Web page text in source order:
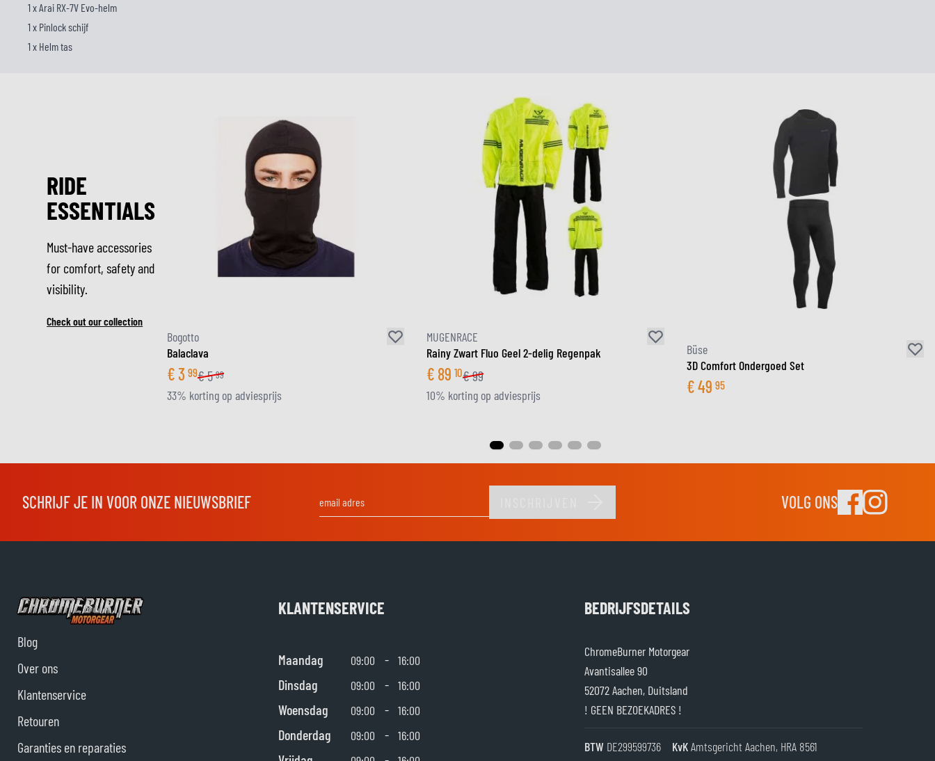
1 x Arai RX-7V Evo-helm
1 x Pinlock schijf
1 x Helm tas
RIDE
ESSENTIALS
Must-have accessories
for comfort, safety and
visibility.
Check out our collection
Bogotto
Balaclava
€3 99€5 99
33% korting op adviesprijs
MUGENRACE
Rainy Zwart Fluo Geel 2-delig Regenpak
€ 89 10€99
10% korting op adviesprijs
Büse
3D Comfort Ondergoed Set
€49 95
SCHRIJF JE IN VOOR ONZE NIEUWSBRIEF VOLG ONS
Blog
Over ons
Klantenservice
Retouren
Garanties en reparaties
KLANTENSERVICE
Maandag 09:00 - 16:00
Dinsdag 09:00 - 16:00
Woensdag 09:00 - 16:00
Donderdag 09:00 - 16:00
BEDRIJFSDETAILS
ChromeBurner Motorgear
Avantisallee 90
52072 Aachen, Duitsland
! GEEN BEZOEKADRES !
BTW DE299599736 KvKAmtsgericht Aachen, HRA 8561